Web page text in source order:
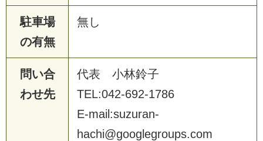
駐車場
の有無
無し
問い合
わせ先
代表 小林鈴子
TEL:042-692-1786
E-mail:suzuran-
hachi@googlegroups.com